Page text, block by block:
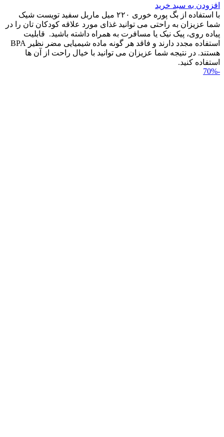
افزودن به سبد خرید
با استفاده از بگ پوره خوری ۲۲۰ میل ماربل سفید تویست شیک
شما عزیزان به راحتی می توانید غذای مورد علاقه کودکان تان را در
پیاده روی، پیک نیک یا مسافرت به همراه داشته باشید. قابلیت
استفاده مجدد دارند و فاقد هر گونه ماده شیمیایی مضر نظیر BPA
هستند. در نتیجه شما عزیزان می توانید با خیال راحت از آن ها
استفاده کنید.
-70%